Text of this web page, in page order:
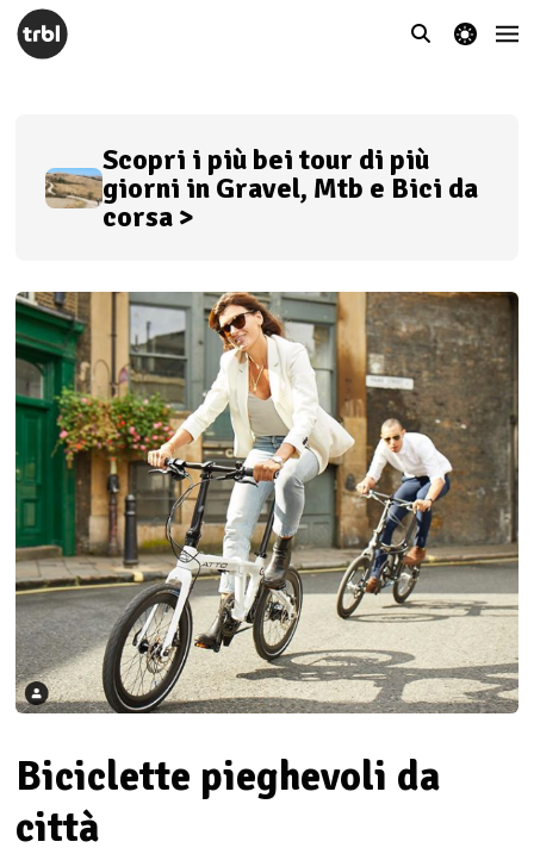
theme switcher
Scopri i più bei tour di più
giorni in Gravel, Mtb e Bici da
corsa >
Biciclette pieghevoli da
città